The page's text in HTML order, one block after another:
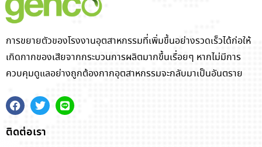
การขยายตัวของโรงงานอุตสาหกรรมที่เพิ่มขึ้นอย่างรวดเร็วได้ก่อให้
เกิดกากของเสียจากกระบวนการผลิตมากขึ้นเรื่อยๆ หากไม่มีการ
ควบคุมดูแลอย่างถูกต้องกากอุตสาหกรรมจะกลับมาเป็นอันตราย
ติดต่อเรา